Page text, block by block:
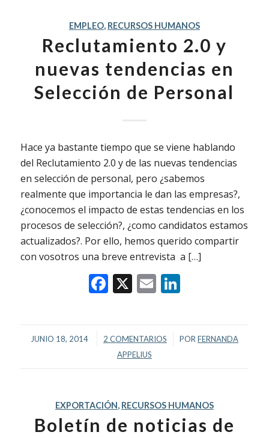
EMPLEO, RECURSOS HUMANOS
Reclutamiento 2.0 y
nuevas tendencias en
Selección de Personal
Hace ya bastante tiempo que se viene hablando
del Reclutamiento 2.0 y de las nuevas tendencias
en selección de personal, pero ¿sabemos
realmente que importancia le dan las empresas?,
¿conocemos el impacto de estas tendencias en los
procesos de selección?, ¿como candidatos estamos
actualizados?. Por ello, hemos querido compartir
con vosotros una breve entrevista a […]
Facebook
X EmailLinkedIn
JUNIO 18, 2014
/ 2 COMENTARIOS
/ POR FERNANDA
APPELIUS
EXPORTACIÓN, RECURSOS HUMANOS
Boletín de noticias de